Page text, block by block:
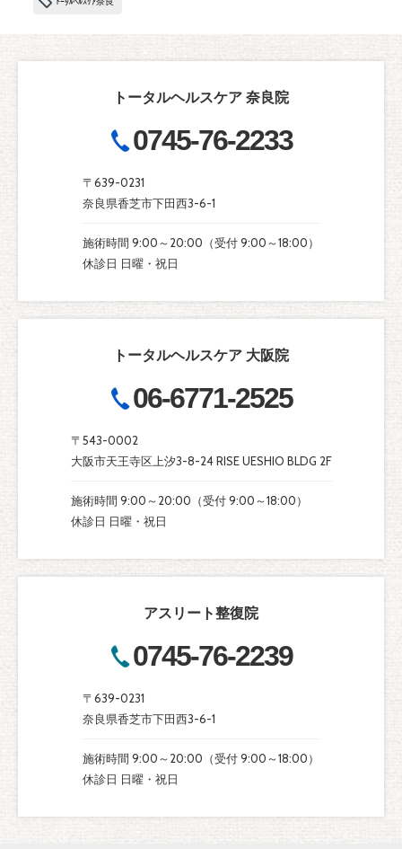
トータルヘルスケア 奈良院
0745-76-2233
〒639-0231
奈良県香芝市下田西3-6-1
施術時間 9:00～20:00（受付 9:00～18:00）
休診日 日曜・祝日
トータルヘルスケア 大阪院
06-6771-2525
〒543-0002
大阪市天王寺区上汐3-8-24 RISE UESHIO BLDG 2F
施術時間 9:00～20:00（受付 9:00～18:00）
休診日 日曜・祝日
アスリート整復院
0745-76-2239
〒639-0231
奈良県香芝市下田西3-6-1
施術時間 9:00～20:00（受付 9:00～18:00）
休診日 日曜・祝日